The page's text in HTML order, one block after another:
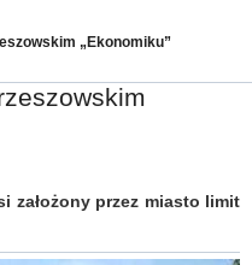
„Ekonomiku”
założony przez miasto limit